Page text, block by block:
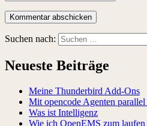
Suchen nach:
Neueste Beiträge
Meine Thunderbird Add-Ons
Mit opencode Agenten parallel
Was ist Intelligenz
Wie ich OpenEMS zum laufen